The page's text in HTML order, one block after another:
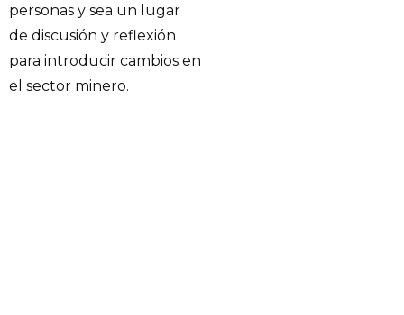
personas y sea un lugar
de discusión y reflexión
para introducir cambios en
el sector minero.